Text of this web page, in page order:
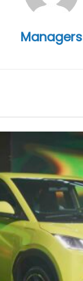
Managers